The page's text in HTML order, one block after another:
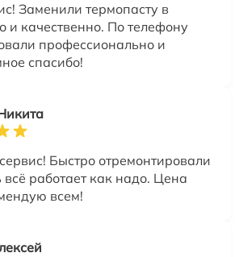
Заменили термопасту в
и качественно. По телефону
профессионально и
спасибо!
Быстро отремонтировали
всё работает как надо. Цена
всем!